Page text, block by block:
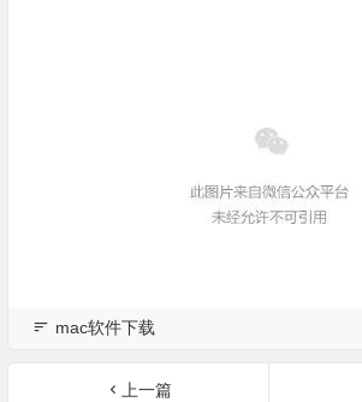
mac软件下载
上一篇